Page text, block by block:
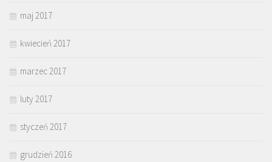
maj 2017
kwiecień 2017
marzec 2017
luty 2017
styczeń 2017
grudzień 2016